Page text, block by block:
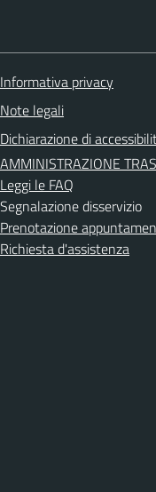
Informativa privacy
Note legali
Dichiarazione di
AMMINISTRAZIONE
Leggi le FAQ
Segnalazione disservizio
Prenotazione
Richiesta d'assistenza